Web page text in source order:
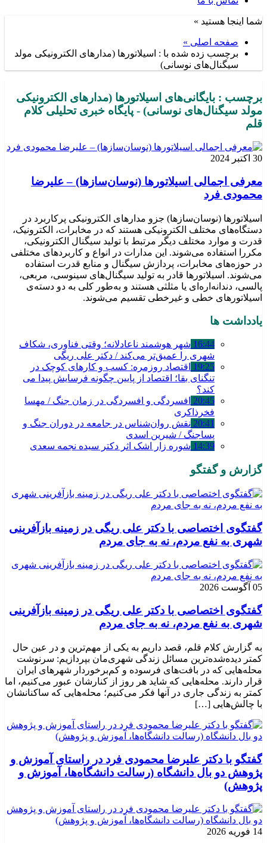
شما اینجا هستید »
صفحه اصلی »
برچسب زده شده با : اسیلاتورها (مدارهای الکترونیکی مولد
سیگنال‌های نوسانی)
برچسب : بایگانی‌های اسیلاتورها (مدارهای الکترونیکی
مولد سیگنال‌های نوسانی) - پایگاه خبری تحلیلی کلام
قلم
30 اکتبر 2024
معرفی اجمالی اسیلاتورها (نوسان‌سازها) – علیرضا
محمودی فرد
اسیلاتورها (نوسان‌سازها) جزو مدارهای الکترونیکی پرکاربرد در
دستگاه‌های مختلف الکترونیکی هستند که در مخابرات، الکترونیک،
قدرت و موارد مختلف دیگر مرتبط با تولید سیگنال الکترونیکی،
مکررا استفاده می‌شوند. این مدارات در انواع و کاربردهای مختلفی
در حوزه‌های مخابرات، پردازش سیگنال و منابع قدرت استفاده
می‌شوند. اسیلاتورها قادر به تولید سیگنال‌های سینوسی، مربعی،
پالسی، دندانه‌اره‌ای یا مثلثی هستند و به‌طور کلی به دو دسته‌ی
اسیلاتورهای خطی و غیرخطی تقسیم می‌شوند.
یادداشت ها
16:44 شهر هوشمند ناعادلانه؛ وقتی فناوری، شکاف
شهری را عمیق‌تر می‌کند / دکتر علی ریگی
19:25 اقتصاد روزمره: کسب‌ و کارهای کوچک در
تنگنای بقا؛ اقتصاد از پایین چگونه فرسایش پیدا می
کند؟
20:45 افسردگی و افسردگی در زمان جنگ / مهسا
فخرذاکری
20:41 نقش روان‌شناس در جامعه در دوران جنگ و
پساجنگ / شیرین اسدی
14:39 شوره زار اشک اثر دکتر سیده نجمه سعدی
گزارش و گفتگو
گفتگوی اختصاصی با دکتر علی ریگی در زمینه بازآفرینی
شهری به نفع مردم، نه به جای مردم
05 آگوست 2026
گفتگوی اختصاصی با دکتر علی ریگی در زمینه بازآفرینی
شهری به نفع مردم، نه به جای مردم
به گزارش کلام قلم، قصد داریم به یکی از مهم‌ترین و در عین حال
کمتر دیده‌شده‌ترین مسائل زندگی شهری‌مان بپردازیم: سرنوشت
محله‌هایی که در بافت‌های فرسوده و کم‌برخوردار شهرهای ایران
قرار دارند. محله‌هایی که شاید هر روز از کنارشان عبور می‌کنیم، اما
کمتر به زندگی جاری در آنها فکر می‌کنیم؛ محله‌هایی که ساکنانشان
با چالش‌هایی […]
گفتگو با دکتر علیرضا محمودی فرد در راستای آموزش و
پژوهش دو بال دانشگاه (رسالت دانشگاه‌ها، آموزش و
پژوهش)
14 فوریه 2026